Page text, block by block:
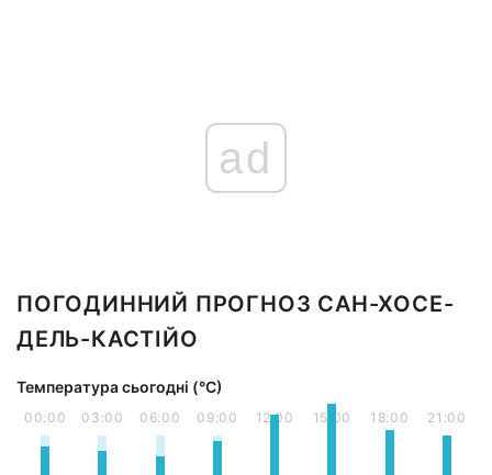
ad
ПОГОДИННИЙ ПРОГНОЗ САН-ХОСЕ-
ДЕЛЬ-КАСТІЙО
Температура сьогодні (°С)
00:00 03:00 06:00 09:00 12:00 15:00 18:00 21:00